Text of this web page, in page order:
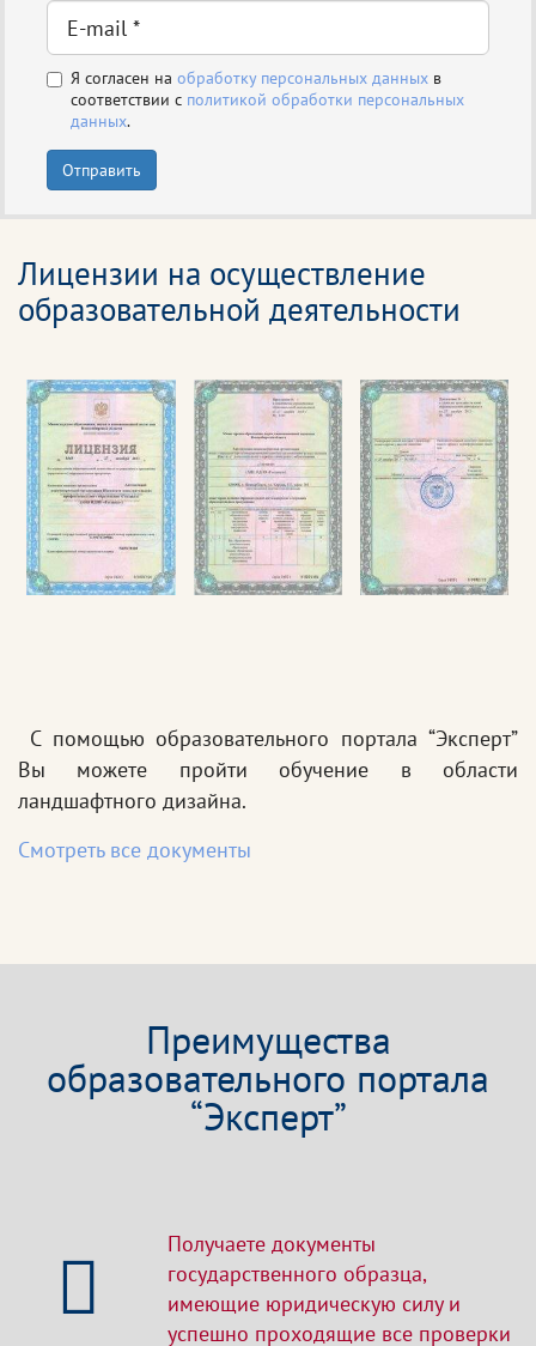
Я согласен на обработку персональных данных в
соответствии с политикой обработки персональных
данных.
Отправить
Лицензии на осуществление
образовательной деятельности
С помощью образовательного портала “Эксперт”
Вы можете пройти обучение в области
ландшафтного дизайна.
Смотреть все документы
Преимущества
образовательного портала
“Эксперт”
Получаете документы
государственного образца,
имеющие юридическую силу и
успешно проходящие все проверки